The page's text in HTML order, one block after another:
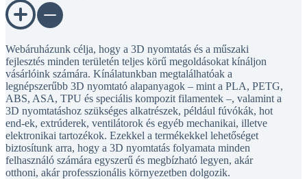
Webáruházunk célja, hogy a 3D nyomtatás és a műszaki
fejlesztés minden területén teljes körű megoldásokat kínáljon
vásárlóink számára. Kínálatunkban megtalálhatóak a
legnépszerűbb 3D nyomtató alapanyagok – mint a PLA, PETG,
ABS, ASA, TPU és speciális kompozit filamentek –, valamint a
3D nyomtatáshoz szükséges alkatrészek, például fúvókák, hot
end-ek, extrúderek, ventilátorok és egyéb mechanikai, illetve
elektronikai tartozékok. Ezekkel a termékekkel lehetőséget
biztosítunk arra, hogy a 3D nyomtatás folyamata minden
felhasználó számára egyszerű és megbízható legyen, akár
otthoni, akár professzionális környezetben dolgozik.